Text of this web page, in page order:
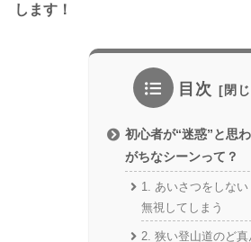
します！
目次
初心者が“迷惑”と思
がちなシーンって？
1. あいさつをしない
無視してしまう
2. 狭い登山道のど真